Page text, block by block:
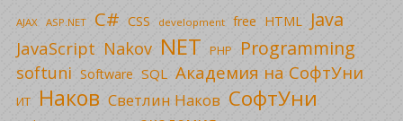
AJAX ASP.NET C# CSS development free HTML Java
JavaScript Nakov NET PHP Programming
softuni Software SQL Академия на СофтУни
ИТ Наков Светлин Наков СофтУни